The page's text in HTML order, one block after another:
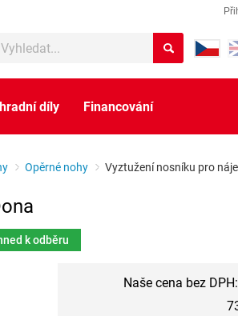
díly Financování
Opěrné nohy Vyztužení nosníku pro
k odběru
Naše cena bez DPH: